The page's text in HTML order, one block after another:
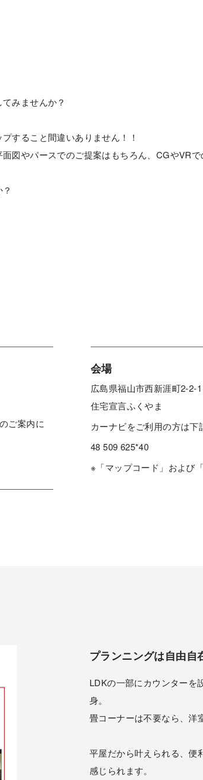
みませんか？
すること間違いありません！！
図やパースでのご提案はもちろん、CGやVRで
ご案内に
会場
広島県福山市西新涯町2-2-1
住宅宣言ふくやま
カーナビをご利用の方は下
48 509 625*40
※「マップコード」および
プランニングは自由自
LDKの一部にカウンターを
身。
畳コーナーは不要なら、洋
平屋だから叶えられる、便
感じられます。